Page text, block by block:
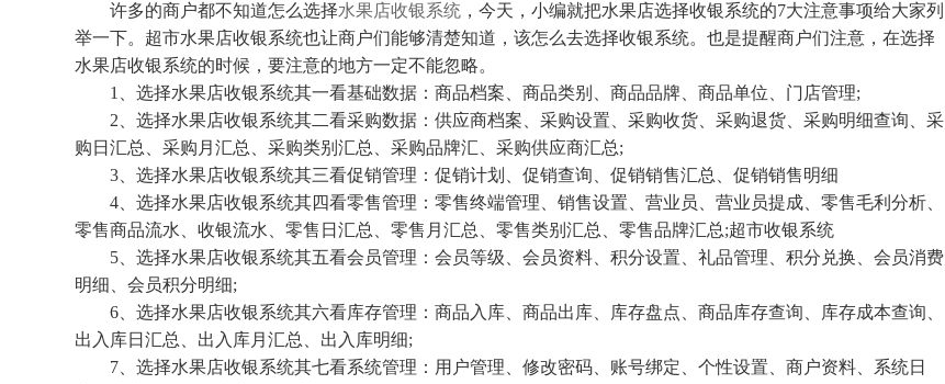
许多的商户都不知道怎么选择水果店收银系统，今天，小编就把水果店选择收银系统的7大注意事项给大家列
举一下。超市水果店收银系统也让商户们能够清楚知道，该怎么去选择收银系统。也是提醒商户们注意，在选择
水果店收银系统的时候，要注意的地方一定不能忽略。
1、选择水果店收银系统其一看基础数据：商品档案、商品类别、商品品牌、商品单位、门店管理;
2、选择水果店收银系统其二看采购数据：供应商档案、采购设置、采购收货、采购退货、采购明细查询、采
购日汇总、采购月汇总、采购类别汇总、采购品牌汇、采购供应商汇总;
3、选择水果店收银系统其三看促销管理：促销计划、促销查询、促销销售汇总、促销销售明细
4、选择水果店收银系统其四看零售管理：零售终端管理、销售设置、营业员、营业员提成、零售毛利分析、
零售商品流水、收银流水、零售日汇总、零售月汇总、零售类别汇总、零售品牌汇总;超市收银系统
5、选择水果店收银系统其五看会员管理：会员等级、会员资料、积分设置、礼品管理、积分兑换、会员消费
明细、会员积分明细;
6、选择水果店收银系统其六看库存管理：商品入库、商品出库、库存盘点、商品库存查询、库存成本查询、
出入库日汇总、出入库月汇总、出入库明细;
7、选择水果店收银系统其七看系统管理：用户管理、修改密码、账号绑定、个性设置、商户资料、系统日